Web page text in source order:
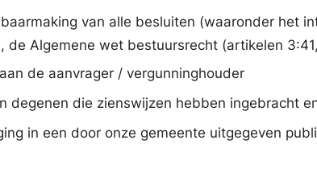
van alle besluiten (waaronder het
de Algemene wet bestuursrecht (artikelen
de aanvrager / vergunninghouder
degenen die zienswijzen hebben ingebracht
in een door onze gemeente uitgegeven